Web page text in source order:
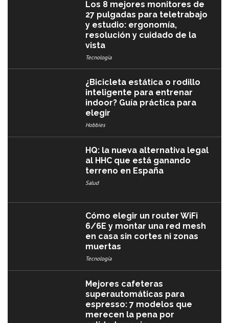
Los 8 mejores monitores de
27 pulgadas para teletrabajo
y estudio: ergonomía,
resolución y cuidado de la
vista
Tecnología
¿Bicicleta estática o rodillo
inteligente para entrenar
indoor? Guía práctica para
elegir
Hobbies
HQ: la nueva alternativa legal
al HHC que está ganando
terreno en España
Salud
Cómo elegir un router WiFi
6/6E y montar una red mesh
en casa sin cortes ni zonas
muertas
Tecnología
Mejores cafeteras
superautomáticas para
espresso: 7 modelos que
merecen la pena por